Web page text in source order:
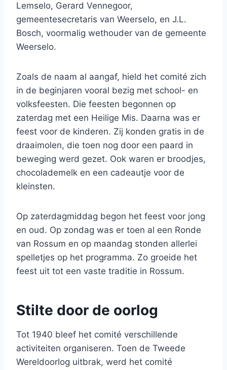
Lemselo, Gerard Vennegoor,
gemeentesecretaris van Weerselo, en J.L.
Bosch, voormalig wethouder van de gemeente
Weerselo.
Zoals de naam al aangaf, hield het comité zich
in de beginjaren vooral bezig met school- en
volksfeesten. Die feesten begonnen op
zaterdag met een Heilige Mis. Daarna was er
feest voor de kinderen. Zij konden gratis in de
draaimolen, die toen nog door een paard in
beweging werd gezet. Ook waren er broodjes,
chocolademelk en een cadeautje voor de
kleinsten.
Op zaterdagmiddag begon het feest voor jong
en oud. Op zondag was er toen al een Ronde
van Rossum en op maandag stonden allerlei
spelletjes op het programma. Zo groeide het
feest uit tot een vaste traditie in Rossum.
Stilte door de oorlog
Tot 1940 bleef het comité verschillende
activiteiten organiseren. Toen de Tweede
Wereldoorlog uitbrak, werd het comité